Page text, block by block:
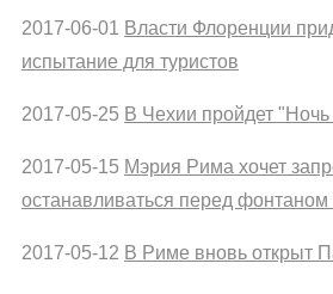
2017-06-01 Власти Флоренции
испытание для туристов
2017-05-25 В Чехии пройдет "Ночь
2017-05-15 Мэрия Рима хочет
останавливаться перед фонтаном
2017-05-12 В Риме вновь открыт